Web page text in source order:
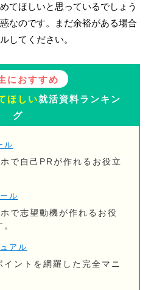
てほしいと思っているでしょう
なのです。まだ余裕がある場合
してください。
におすすめ
ほしい就活資料ランキン
グ
ル
で自己PRが作れるお役立
ル
で志望動機が作れるお役
アル
イントを網羅した完全マニ